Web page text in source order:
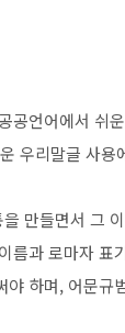
공언어에서 쉬
우리말글 사용
만들면서 그
과 로마자 표
하며, 어문규